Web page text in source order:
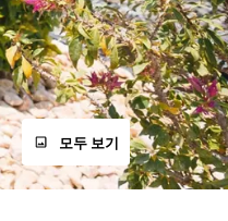
모두 보기